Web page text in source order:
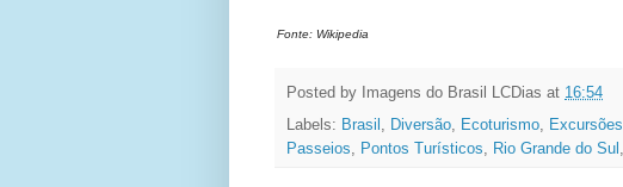
Fonte: Wikipedia
Posted by Imagens do Brasil LCDias at 16:54
Labels: Brasil Diversão Ecoturismo Excursões
Passeios
Pontos Turísticos Rio Grande do Sul